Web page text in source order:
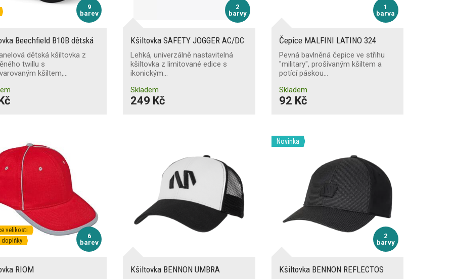
9
barev
Beechfield B10B dětská
dětská kšiltovka z
twillu s
kšiltem,…
2
barvy
Kšiltovka SAFETY JOGGER AC/DC
Lehká, univerzálně nastavitelná
kšiltovka z limitované edice s
ikonickým…
Skladem
249 Kč
1
barva
Čepice MALFINI LATINO 324
Pevná bavlněná čepice ve střihu
"military", prošívaným kšiltem a
potící páskou…
Skladem
92 Kč
6
barev
velikosti
doplňky
RIOM Kšiltovka BENNON UMBRA
Novinka
2
barvy
Kšiltovka BENNON REFLECTOS